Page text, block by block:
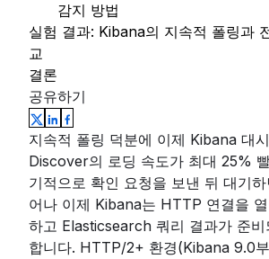
감지 방법
실험 결과: Kibana의 지속적 폴링과
교
결론
공유하기
지속적 폴링 덕분에 이제 Kibana 대
Discover의 로딩 속도가 최대 25%
기적으로 확인 요청을 보낸 뒤 대기
어나 이제 Kibana는 HTTP 연결을
하고 Elasticsearch 쿼리 결과가 준
합니다. HTTP/2+ 환경(Kibana 9.0